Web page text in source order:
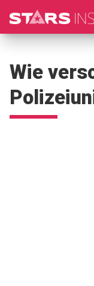
Wie